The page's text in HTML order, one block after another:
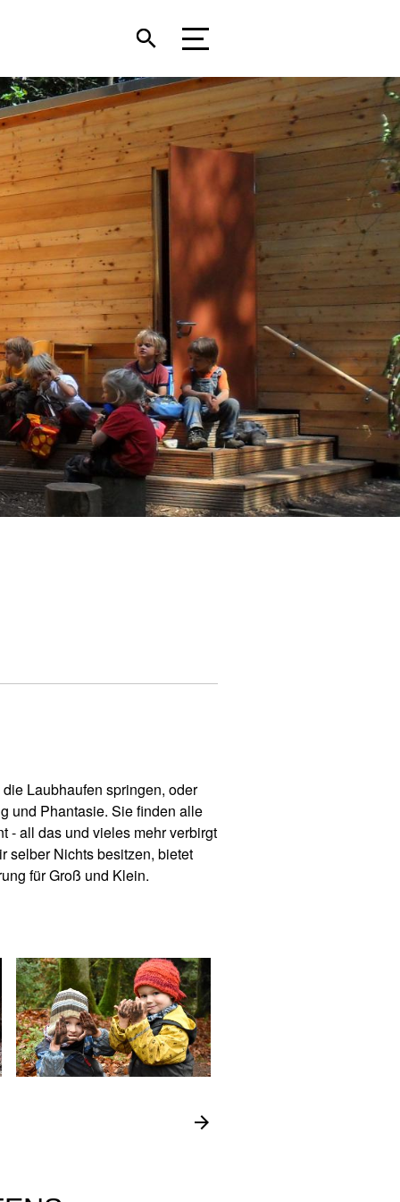
Laubhaufen springen, oder
und Phantasie. Sie finden alle
- all das und vieles mehr verbirgt
selber Nichts besitzen, bietet
für Groß und Klein.
arrow_forward